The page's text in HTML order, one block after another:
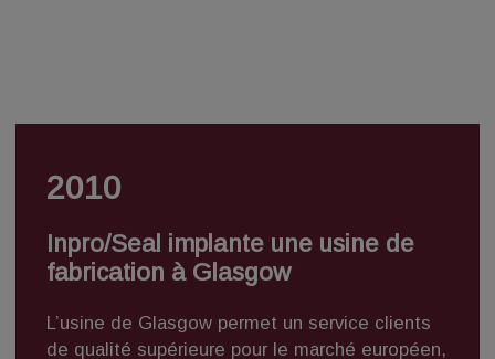
2010
Inpro/Seal implante une usine de
fabrication à Glasgow
L’usine de Glasgow permet un service clients
de qualité supérieure pour le marché européen,